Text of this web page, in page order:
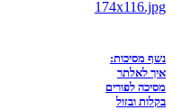
נשף מסיכות:
איך לאלתר
מסיכה לפורים
בקלות ובזול